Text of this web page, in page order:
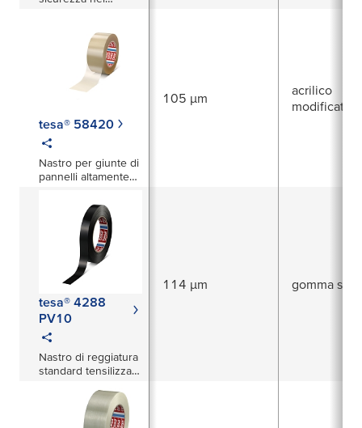
tesa® 58420
Nastro per giunte di
pannelli altamente
all'invecchiamento
105 µm
acrilico
modificato
tesa® 4288
PV10
Nastro di reggiatura
standard tensilizzato
114 µm gomma